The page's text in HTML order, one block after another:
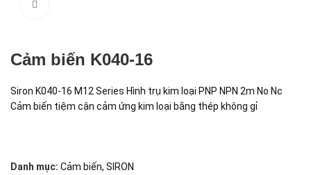
Cảm biến K040-16
Siron K040-16 M12 Series Hình trụ kim loại PNP NPN 2m No Nc
Cảm biến tiệm cận cảm ứng kim loại bằng thép không gỉ
Danh mục: Cảm biến, SIRON